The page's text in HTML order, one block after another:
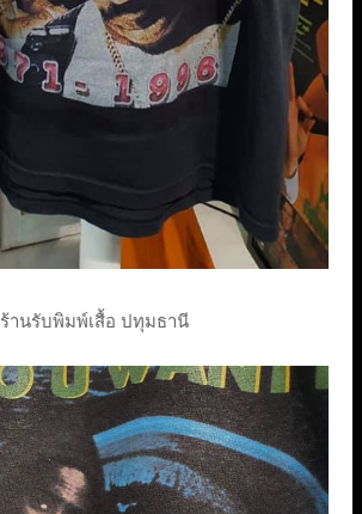
ร้านรับพิมพ์เสื้อ ปทุมธานี